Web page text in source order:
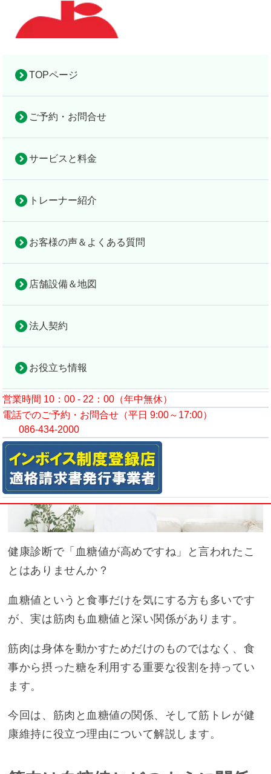
TOPページ
ご予約・お問合せ
サービスと料金
トレーナー紹介
お客様の声＆よくある質問
店舗設備＆地図
法人契約
お役立ち情報
営業時間 10：00 - 22：00（年中無休）
電話でのご予約・お問合せ（平日 9:00～17:00）
086-434-2000
完全個室の
隠れ家的パ
アップルフ
ィット倉敷
TOP
＆
お
報
筋トレは血糖値対策に役立つ？筋肉と糖の関係を解説
健康診断で「血糖値が高めですね」と言われたこ
とはありませんか？
血糖値というと食事だけを気にする方も多いです
が、実は筋肉も血糖値と深い関係があります。
筋肉は身体を動かすためだけのものではなく、食
事から摂った糖を利用する重要な役割を持ってい
ます。
今回は、筋肉と血糖値の関係、そして筋トレが健
康維持に役立つ理由について解説します。